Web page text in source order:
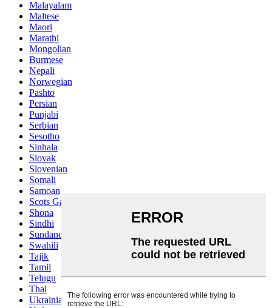
Malayalam
Maltese
Maori
Marathi
Mongolian
Burmese
Nepali
Norwegian
Pashto
Persian
Punjabi
Serbian
Sesotho
Sinhala
Slovak
Slovenian
Somali
Samoan
Scots Gaelic
Shona
Sindhi
Sundanese
Swahili
Tajik
Tamil
Telugu
Thai
Ukrainian